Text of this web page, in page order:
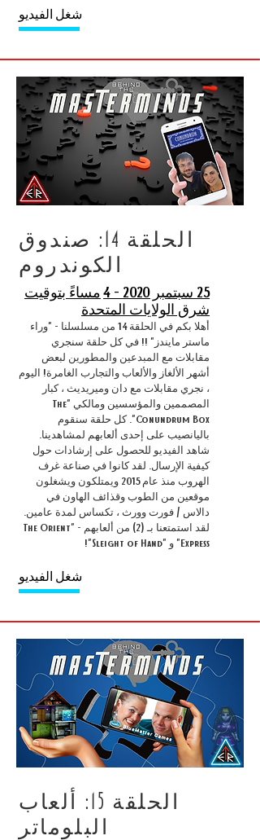
شغل الفيديو
الحلقة 14: صندوق
الكوندروم
25 سبتمبر 2020 - 4
مساءً بتوقيت
شرق الولايات المتحدة
أهلا بكم في الحلقة 14 من مسلسلنا - "وراء
ماستر مايندز" !! في كل حلقة سنجري
مقابلات مع المبدعين والمطورين لبعض
أشهر الألغاز والألعاب والتجارب الغامرة! اليوم
، نجري مقابلات مع دان وميريديث ، كبار
المصممين والمؤسسين ومالكي "The
Conundrum Box". كل حلقة سنقوم
باليانصيب على إحدى ألعابهم لمشاهدينا.
شاهد الفيديو للحصول على إرشادات حول
كيفية الإرسال. لقد كانوا في صناعة غرف
الهروب منذ عام 2015 ويمتلكون ويشغلون
موقعين من الطوب وقذائف الهاون في
دالاس / فورت وورث ، تكساس لمدة عامين.
لقد استمتعنا بـ (2) من ألعابهم - "The Orient
Express" و "Sleight of Hand"!
شغل الفيديو
الحلقة 15: ألعاب
البلوماتر